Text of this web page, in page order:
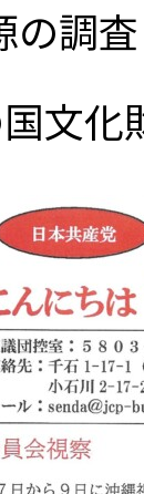
の調
文化